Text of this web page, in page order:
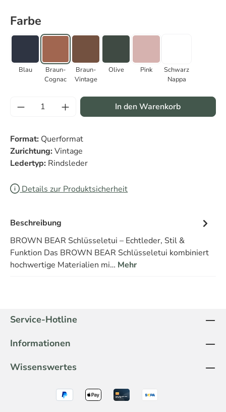
Farbe
Blau
Braun-
Cognac
Braun-
Vintage
Olive Pink
Schwarz
Nappa
Produkt Anzahl: Gib den gewünschten
In den Warenkorb
Format: Querformat
Zurichtung: Vintage
Ledertyp: Rindsleder
Details zur Produktsicherheit
Beschreibung
BROWN BEAR Schlüsseletui – Echtleder, Stil &
Funktion Das BROWN BEAR Schlüsseletui kombiniert
hochwertige Materialien mi… Mehr
Service-Hotline
Informationen
Wissenswertes